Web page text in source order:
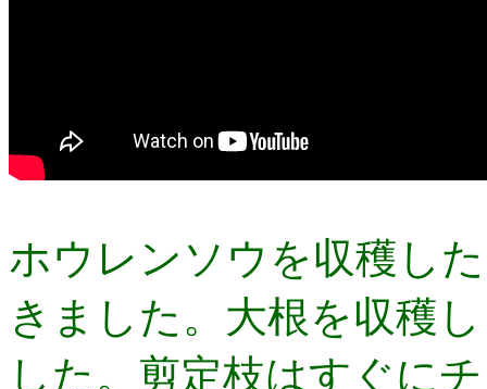
ホウレンソウを収穫し
きました。大根を収穫
した。剪定枝はすぐに